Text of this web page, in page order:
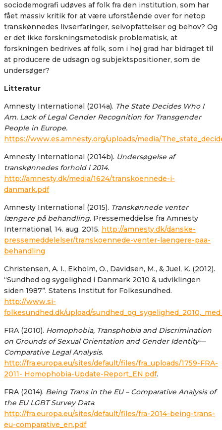
sociodemografi udøves af folk fra den institution, som har
fået massiv kritik for at være uforstående over for netop
transkønnedes livserfaringer, selvopfattelser og behov? Og
er det ikke forskningsmetodisk problematisk, at
forskningen bedrives af folk, som i høj grad har bidraget til
at producere de udsagn og subjektspositioner, som de
undersøger?
Litteratur
Amnesty International (2014a). The State Decides Who I
Am. Lack of Legal Gender Recognition for Transgender
People in Europe.
https://www.es.amnesty.org/uploads/media/
Amnesty International (2014b). Undersøgelse af
transkønnedes forhold i 2014.
http://amnesty.dk/media/1624/transkoennede-i-
danmark.pdf
Amnesty International (2015). Transkønnede venter
længere på behandling. Pressemeddelse fra Amnesty
International, 14. aug. 2015. http://amnesty.dk/danske-
pressemeddelelser/transkoennede-venter-laengere-paa-
behandling
Christensen, A. I., Ekholm, O., Davidsen, M., & Juel, K. (2012).
“Sundhed og sygelighed i Danmark 2010 & udviklingen
siden 1987”. Statens Institut for Folkesundhed.
http://www.si-
folkesundhed.dk/upload/
FRA (2010). Homophobia, Transphobia and Discrimination
on Grounds of Sexual Orientation and Gender Identity—
Comparative Legal Analysis.
http://fra.europa.eu/sites/default/files/fra_uploads/1759-FRA-
2011- Homophobia-Update-Report_EN.pdf.
FRA (2014). Being Trans in the EU – Comparative Analysis of
the EU LGBT SurveyData.
http://fra.europa.eu/sites/default/files/fra-2014-being-trans-
eu-comparative_en.pdf